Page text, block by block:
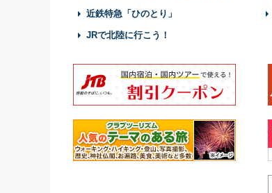
近鉄特急「ひのとり」
JRで北陸に行こう！